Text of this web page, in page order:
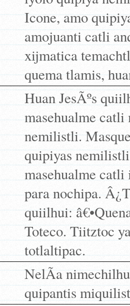
Icone, amo
amojuanti catli
xijmatica
quema tlamis,
Huan JesÃºs
masehualme catli
nemilistli.
quipiyas
masehualme
para nochipa.
quiilhui:
Toteco. Tiitztoc
totlaltipac.
NelÃ­a
quipantis